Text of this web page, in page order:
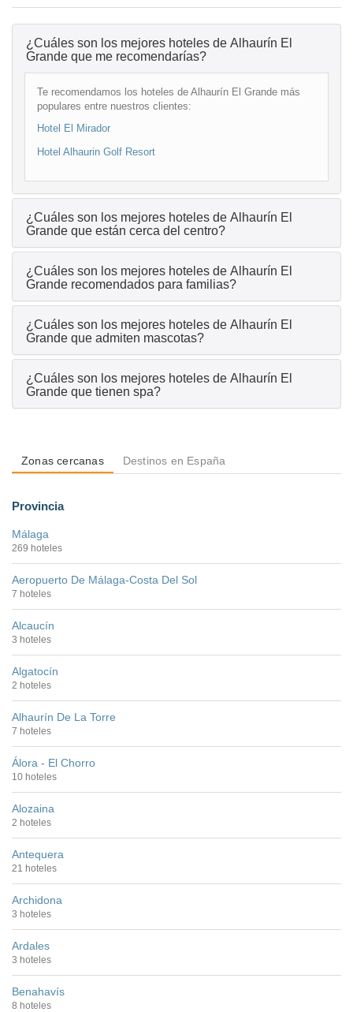
¿Cuáles son los mejores hoteles de Alhaurín El
Grande que me recomendarías?
Te recomendamos los hoteles de Alhaurín El Grande más
populares entre nuestros clientes:
Hotel El Mirador
Hotel Alhaurin Golf Resort
¿Cuáles son los mejores hoteles de Alhaurín El
Grande que están cerca del centro?
¿Cuáles son los mejores hoteles de Alhaurín El
Grande recomendados para familias?
¿Cuáles son los mejores hoteles de Alhaurín El
Grande que admiten mascotas?
¿Cuáles son los mejores hoteles de Alhaurín El
Grande que tienen spa?
Zonas cercanas Destinos en España
Provincia
Málaga
269 hoteles
Aeropuerto De Málaga-Costa Del Sol
7 hoteles
Alcaucín
3 hoteles
Algatocín
2 hoteles
Alhaurín De La Torre
7 hoteles
Álora - El Chorro
10 hoteles
Alozaina
2 hoteles
Antequera
21 hoteles
Archidona
3 hoteles
Ardales
3 hoteles
Benahavís
8 hoteles